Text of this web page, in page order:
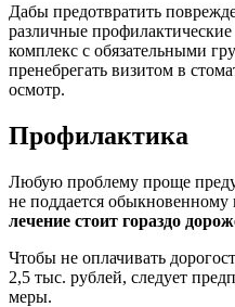
Дабы предотвратить
различные
комплекс с обязательными
пренебрегать визитом в
осмотр.
Профилактика
Любую проблему проще
не поддается
лечение стоит гораздо
Чтобы не оплачивать
2,5 тыс. рублей, следует
меры.